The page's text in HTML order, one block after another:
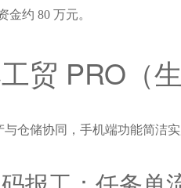
金约 80 万元。
贸 PRO（
与仓储协同，手机端功能简洁